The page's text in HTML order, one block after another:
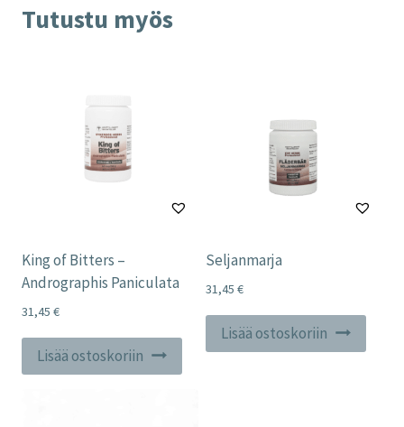
Tutustu myös
King of Bitters –
Andrographis Paniculata
31,45 €
Lisää ostoskoriin
Seljanmarja
31,45 €
Lisää ostoskoriin